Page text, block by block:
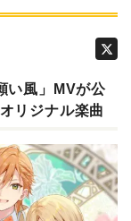
い風」MVが公
リジナル楽曲